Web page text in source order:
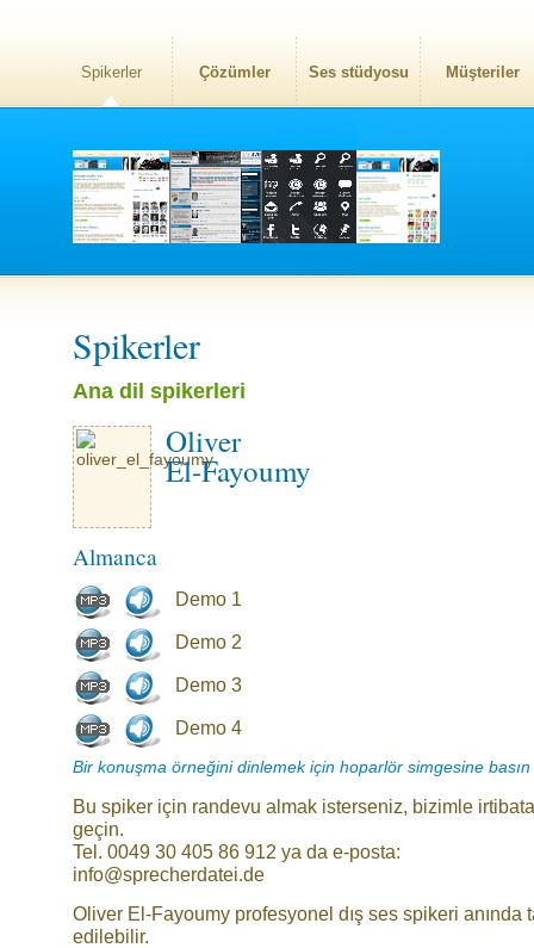
Spikerler Çözümler Ses stüdyosu Müşteriler
Spikerler
Ana dil spikerleri
Oliver
El-Fayoumy
Almanca
Demo 1
Demo 2
Demo 3
Demo 4
Bir konuşma örneğini dinlemek için hoparlör simgesine basın
Bu spiker için randevu almak isterseniz, bizimle irtibata
geçin.
Tel. 0049 30 405 86 912 ya da e-posta:
info@sprecherdatei.de
Oliver El-Fayoumy profesyonel dış ses spikeri anında
edilebilir.